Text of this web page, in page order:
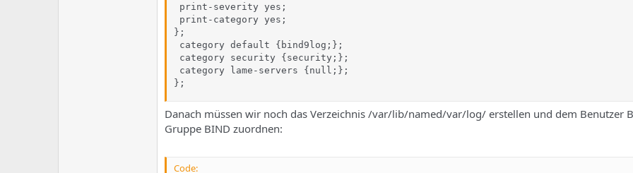
print-severity yes;
print-category yes;
};
category default {bind9log;};
category security {security;};
category lame-servers {null;};
};
Danach müssen wir noch das Verzeichnis /var/lib/named/var/log/ erstellen und dem Benutzer
Gruppe BIND zuordnen:
Code: